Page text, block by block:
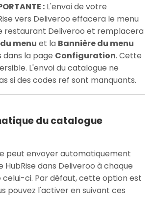
: L'envoi de votre
vers Deliveroo effacera le menu
restaurant Deliveroo et remplacera
menu et la Bannière du menu
dans la page Configuration. Cette
L'envoi du catalogue ne
si des codes ref sont manquants.
du catalogue
peut envoyer automatiquement
dans Deliveroo à chaque
celui-ci. Par défaut, cette option est
pouvez l'activer en suivant ces